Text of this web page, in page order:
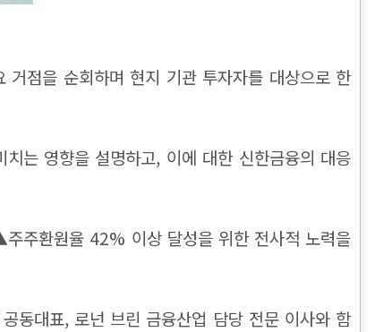
점을 순회하며 현지 기관 투자자를 대상으로 한
는 영향을 설명하고, 이에 대한 신한금융의 대응
주환원율 42% 이상 달성을 위한 전사적 노력을
동대표, 로넌 브린 금융산업 담당 전문 이사와 함